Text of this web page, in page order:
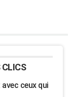
CLICS
ceux qui